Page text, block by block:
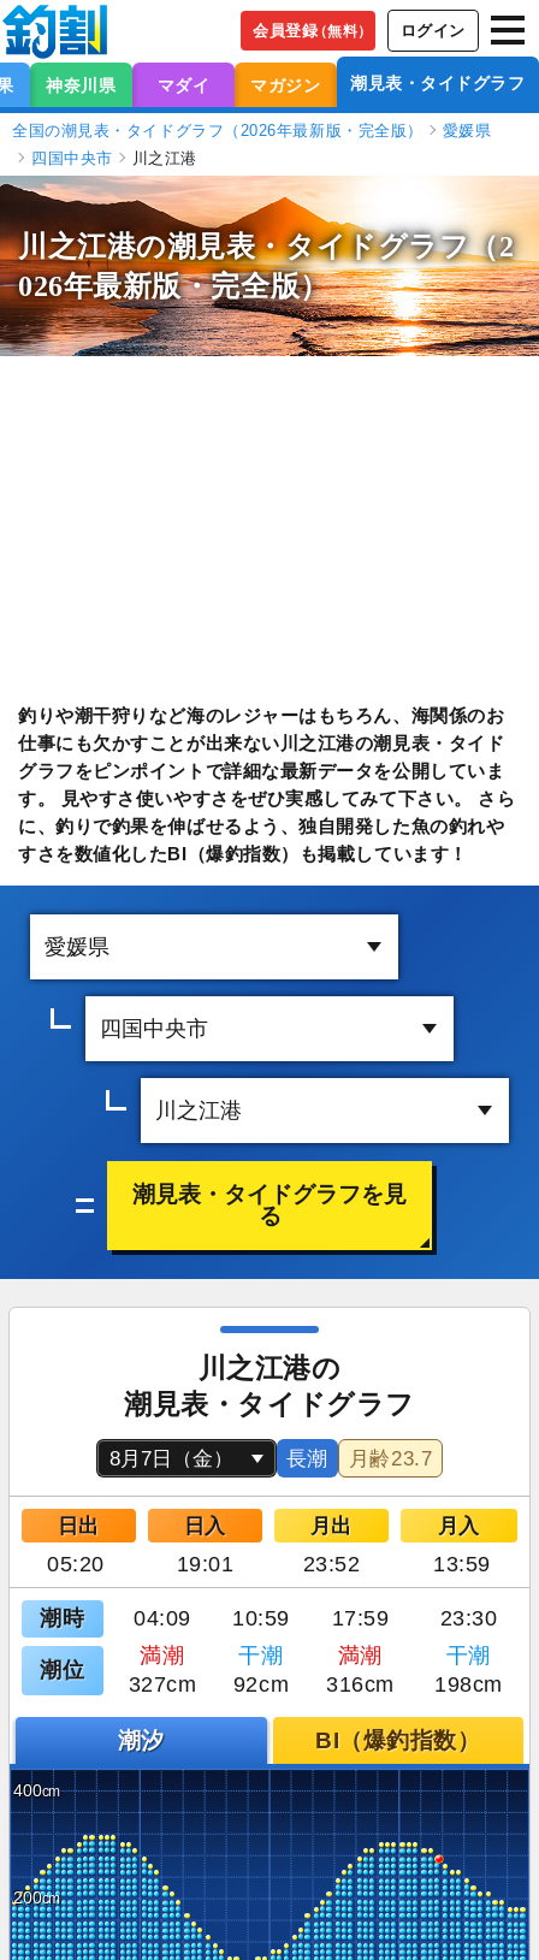
会員登録（無料） ログイン
神奈川県 マダイ マガジン 潮見表・タイドグラフ
全国の潮見表・タイドグラフ（2026年最新版・完全版）
愛媛県
四国中央市
川之江港
川之江港の潮見表・タイドグラフ（2
026年最新版・完全版）
釣りや潮干狩りなど海のレジャーはもちろん、海関係のお
仕事にも欠かすことが出来ない川之江港の潮見表・タイド
グラフをピンポイントで詳細な最新データを公開していま
す。 見やすさ使いやすさをぜひ実感してみて下さい。 さら
に、釣りで釣果を伸ばせるよう、独自開発した魚の釣れや
すさを数値化したBI（爆釣指数）も掲載しています！
潮見表・タイドグラフを見
る
川之江港の
潮見表・タイドグラフ
長潮 月齢23.7
日出 日入 月出 月入
05:20 19:01 23:52 13:59
潮時 04:09 10:59 17:59 23:30
潮位
満潮 干潮 満潮
干潮
327cm
92cm 316cm 198cm
潮汐 BI（爆釣指数）
400
200